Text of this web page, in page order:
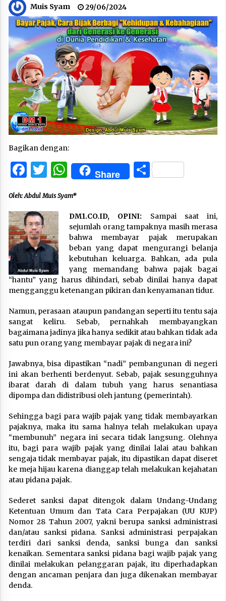
Muis Syam 29/06/2024
Bagikan dengan:
Facebook
Twitter
WhatsApp
Share Share
Oleh: Abdul Muis Syam*
DM1.CO.ID, OPINI: Sampai saat ini,
sejumlah orang tampaknya masih merasa
bahwa membayar pajak merupakan
beban yang dapat mengurangi belanja
kebutuhan keluarga. Bahkan, ada pula
yang memandang bahwa pajak bagai
“hantu” yang harus dihindari, sebab dinilai hanya dapat
mengganggu ketenangan pikiran dan kenyamanan tidur.
Namun, perasaan ataupun pandangan seperti itu tentu saja
sangat keliru. Sebab, pernahkah membayangkan
bagaimana jadinya jika hanya sedikit atau bahkan tidak ada
satu pun orang yang membayar pajak di negara ini?
Jawabnya, bisa dipastikan “nadi” pembangunan di negeri
ini akan berhenti berdenyut. Sebab, pajak sesungguhnya
ibarat darah di dalam tubuh yang harus senantiasa
dipompa dan didistribusi oleh jantung (pemerintah).
Sehingga bagi para wajib pajak yang tidak membayarkan
pajaknya, maka itu sama halnya telah melakukan upaya
“membunuh” negara ini secara tidak langsung. Olehnya
itu, bagi para wajib pajak yang dinilai lalai atau bahkan
sengaja tidak membayar pajak, itu dipastikan dapat diseret
ke meja hijau karena dianggap telah melakukan kejahatan
atau pidana pajak.
Sederet sanksi dapat ditengok dalam Undang-Undang
Ketentuan Umum dan Tata Cara Perpajakan (UU KUP)
Nomor 28 Tahun 2007, yakni berupa sanksi administrasi
dan/atau sanksi pidana. Sanksi administrasi perpajakan
terdiri dari sanksi denda, sanksi bunga dan sanksi
kenaikan. Sementara sanksi pidana bagi wajib pajak yang
dinilai melakukan pelanggaran pajak, itu diperhadapkan
dengan ancaman penjara dan juga dikenakan membayar
denda.